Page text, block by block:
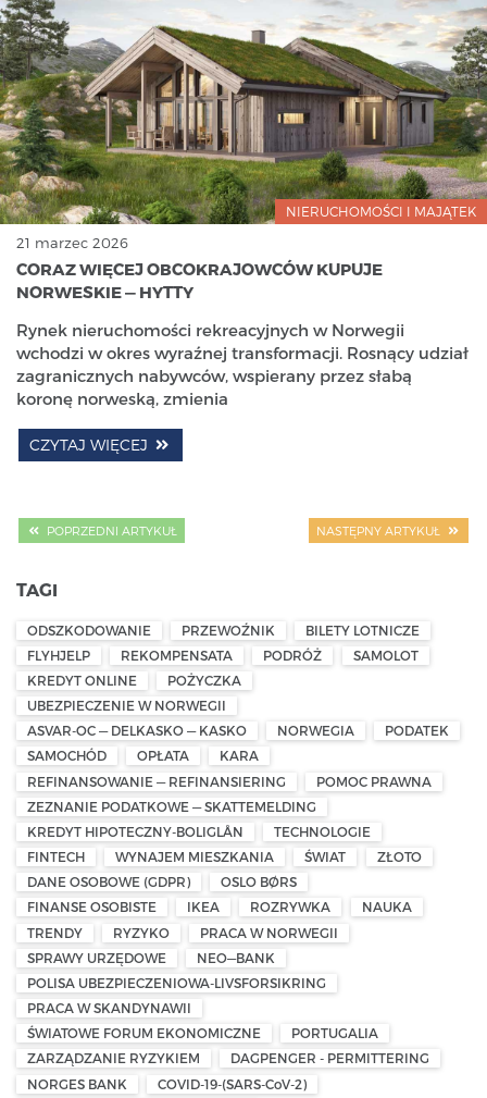
NIERUCHOMOŚCI I MAJĄTEK
21 marzec 2026
CORAZ WIĘCEJ OBCOKRAJOWCÓW KUPUJE
NORWESKIE — HYTTY
Rynek nieruchomości rekreacyjnych w Norwegii
wchodzi w okres wyraźnej transformacji. Rosnący udział
zagranicznych nabywców, wspierany przez słabą
koronę norweską, zmienia
CZYTAJ WIĘCEJ
POPRZEDNI ARTYKUŁ NASTĘPNY ARTYKUŁ
TAGI
ODSZKODOWANIE PRZEWOŹNIK
BILETY LOTNICZE
FLYHJELP
REKOMPENSATA PODRÓŻ
SAMOLOT
KREDYT ONLINE
POŻYCZKA
UBEZPIECZENIE W NORWEGII
ASVAR-OC — DELKASKO — KASKO
NORWEGIA
PODATEK
SAMOCHÓD
OPŁATA
KARA
REFINANSOWANIE — REFINANSIERING
POMOC PRAWNA
ZEZNANIE PODATKOWE — SKATTEMELDING
KREDYT HIPOTECZNY-BOLIGLÅN
TECHNOLOGIE
FINTECH
WYNAJEM MIESZKANIA ŚWIAT
ZŁOTO
DANE OSOBOWE (GDPR)
OSLO BØRS
FINANSE OSOBISTE
IKEA ROZRYWKA
NAUKA
TRENDY
RYZYKO
PRACA W NORWEGII
SPRAWY URZĘDOWE
NEO—BANK
POLISA UBEZPIECZENIOWA-LIVSFORSIKRING
PRACA W SKANDYNAWII
ŚWIATOWE FORUM EKONOMICZNE
PORTUGALIA
ZARZĄDZANIE RYZYKIEM
DAGPENGER - PERMITTERING
NORGES BANK
COVID-19-(SARS-CoV-2)